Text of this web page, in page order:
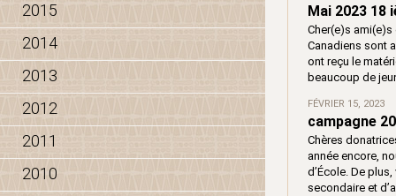
2015
2014
2013
2012
2011
2010
Mai 2023 18
Cher(e)s
Canadiens sont
ont reçu le
beaucoup de
FÉVRIER 15, 2023
campagne
Chères
année encore,
d’École. De
secondaire et